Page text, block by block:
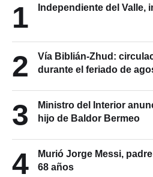
1 Independiente del Valle,
2
Vía Biblián-Zhud:
durante el feriado de
3
Ministro del Interior
hijo de Baldor Bermeo
4
Murió Jorge Messi,
68 años